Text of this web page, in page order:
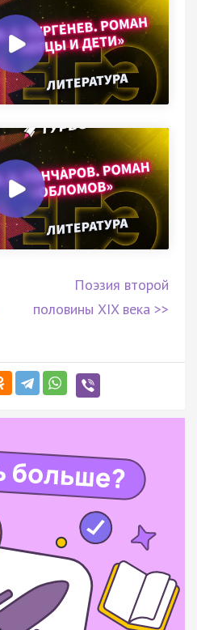
Поэзия второй
половины XIX века >>